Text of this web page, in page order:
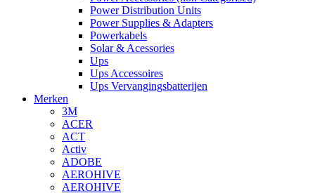
Power Distribution Units
Power Supplies & Adapters
Powerkabels
Solar & Acessories
Ups
Ups Accessoires
Ups Vervangingsbatterijen
Merken
3M
ACER
ACT
Activ
ADOBE
AEROHIVE
AEROHIVE